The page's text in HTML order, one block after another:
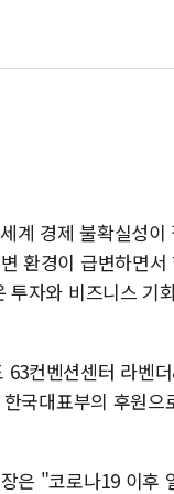
계 경제 불확실성이
환경이 급변하면서
자와 비즈니스 기
컨벤션센터 라벤
국대표부의 후원으
은 "코로나19 이후